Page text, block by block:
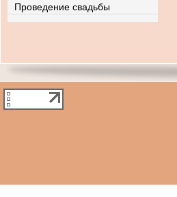
Проведение свадьбы